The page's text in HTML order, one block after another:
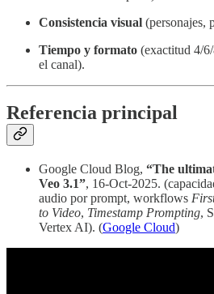
Consistencia visual (personajes,
Tiempo y formato (exactitud 4/
el canal).
Referencia principal
Google Cloud Blog, “The
Veo 3.1”, 16-Oct-2025.
audio por prompt, workflows
to Video, Timestamp Prompting,
Vertex AI). (Google Cloud)